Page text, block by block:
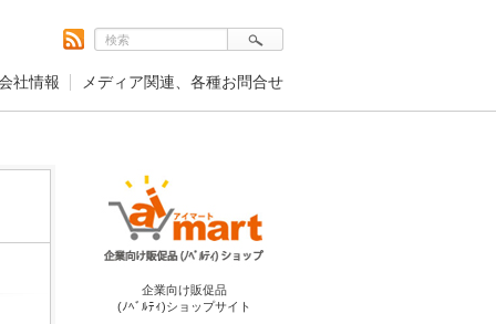
社情報 メディア関連、各種お問合せ
企業向け販促品
(ﾉﾍﾞﾙﾃｨ)ショップサイト